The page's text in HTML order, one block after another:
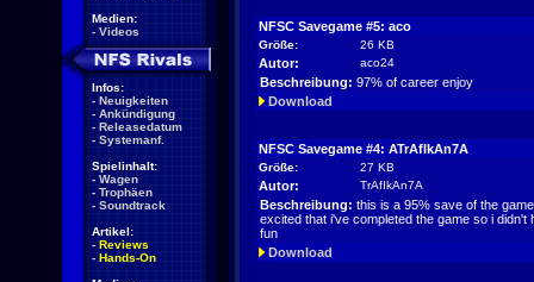
Medien:
- Videos
Infos:
- Neuigkeiten
- Ankündigung
- Releasedatum
- Systemanf.
Spielinhalt:
- Wagen
- Trophäen
- Soundtrack
Artikel:
- Reviews
- Hands-On
NFSC Savegame #5: aco
Größe: 26 KB
Autor: aco24
Beschreibung: 97% of career enjoy
Download
NFSC Savegame #4: ATrAfIkAn7A
Größe: 27 KB
Autor: TrAfIkAn7A
Beschreibung: this is a 95% save of the
excited that i've completed the game so i
fun
Download